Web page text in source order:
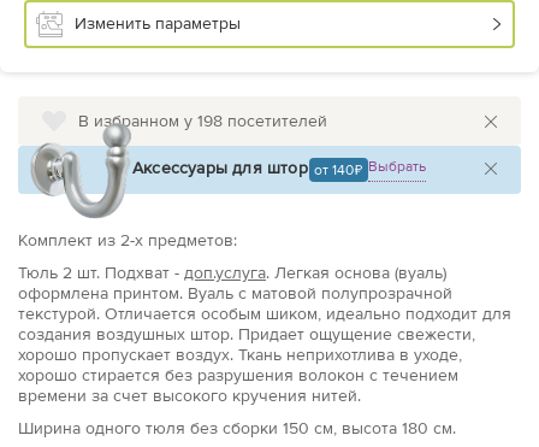
Изменить параметры
В избранном у 198 посетителей
Аксессуары для штор от 140 Выбрать
Комплект из 2-х предметов:
Тюль 2 шт. Подхват - доп.услуга. Легкая основа (вуаль)
оформлена принтом. Вуаль с матовой полупрозрачной
текстурой. Отличается особым шиком, идеально подходит для
создания воздушных штор. Придает ощущение свежести,
хорошо пропускает воздух. Ткань неприхотлива в уходе,
хорошо стирается без разрушения волокон с течением
времени за счет высокого кручения нитей.
Ширина одного тюля без сборки 150 см, высота 180 см.